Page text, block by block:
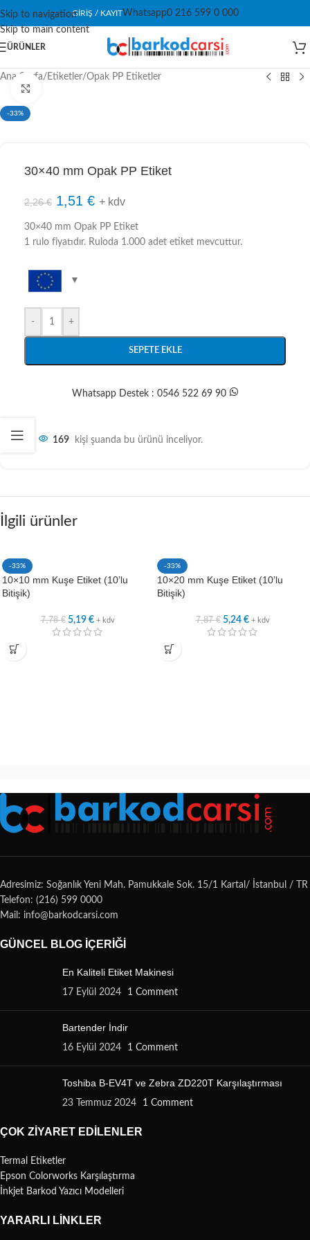
Skip to navigation
Skip to main content
GIRIŞ / KAYITWhatsapp0 216 599 0 000
ÜRÜNLER
Ana Sayfa/ Etiketler/Opak PP Etiketler
-33%
30×40 mm Opak PP Etiket
2,26€ 1,51 € + kdv
30×40 mm Opak PP Etiket
1 rulo fiyatıdır. Ruloda 1.000 adet etiket mevcuttur.
- +
SEPETE EKLE
Whatsapp Destek : 0546 522 69 90
169 kişi şuanda bu ürünü inceliyor.
İlgili ürünler
-33%
10×10 mm Kuşe Etiket (10’lu
Bitişik)
7,78€ 5,19 € + kdv
-33%
10×20 mm Kuşe Etiket (10’lu
Bitişik)
7,87€ 5,24 € + kdv
Adresimiz: Soğanlık Yeni Mah. Pamukkale Sok. 15/1 Kartal/ İstanbul / TR
Telefon: (216) 599 0000
Mail: info@barkodcarsi.com
GÜNCEL BLOG İÇERIĞI
En Kaliteli Etiket Makinesi
17 Eylül 2024 1 Comment
Bartender İndir
16 Eylül 2024 1 Comment
Toshiba B-EV4T ve Zebra ZD220T Karşılaştırması
23 Temmuz 2024 1 Comment
ÇOK ZIYARET EDILENLER
Termal Etiketler
Epson Colorworks Karşılaştırma
İnkjet Barkod Yazıcı Modelleri
YARARLI LINKLER